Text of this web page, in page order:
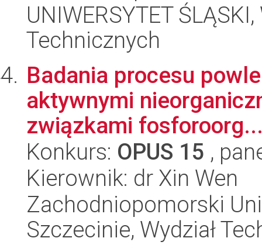
UNIWERSYTET
Technicznych
Badania procesu
aktywnymi
związkami
Konkurs: OPUS 15 ,
Kierownik: dr Xin Wen
Zachodniopomorski
Szczecinie, Wydział